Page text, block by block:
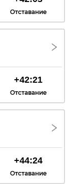
Отставание
+42:21
Отставание
+44:24
Отставание